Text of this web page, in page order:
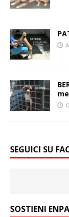
SEGUICI SU
SOSTIENI